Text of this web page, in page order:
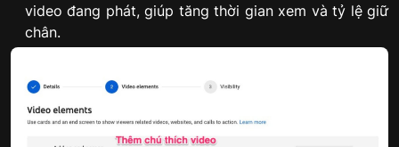
video đang phát, giúp tăng thời gian xem và tỷ lệ giữ
chân.